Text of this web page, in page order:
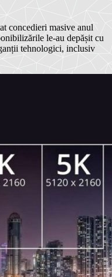
concedieri masive anul
le-au depășit cu
tehnologici, inclusiv